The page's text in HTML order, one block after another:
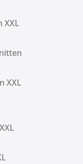
XXL
XXL